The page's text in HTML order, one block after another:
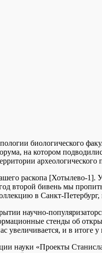
биологического
на котором
раскопа [Хотылево-1].
второй бивень мы
в Санкт-
научно-
стенды об
увеличивается, и в
науки «Проекты